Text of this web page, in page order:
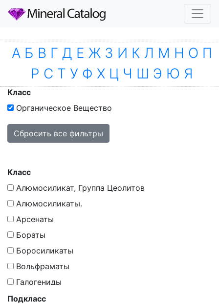
Вы выбрали:
Класс
Органическое Вещество
Сбросить все фильтры
Класс
Алюмосиликат, Группа Цеолитов
Алюмосиликаты.
Арсенаты
Бораты
Боросиликаты
Вольфраматы
Галогениды
Галогены
Подкласс
А Б В Г Д Е Ж З И К Л М Н О П
Р С Т У Ф Х Ц Ч Ш Э Ю Я